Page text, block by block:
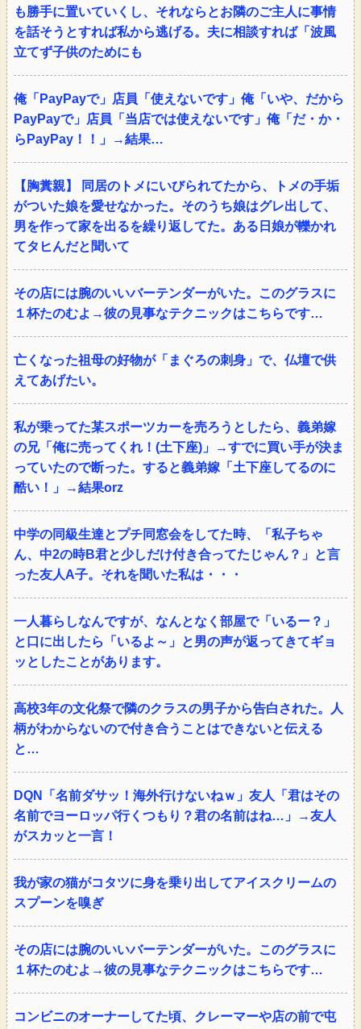
も勝手に置いていくし、それならとお隣のご主人に事情
を話そうとすれば私から逃げる。夫に相談すれば「波風
立てず子供のためにも
俺「PayPayで」店員「使えないです」俺「いや、だから
PayPayで」店員「当店では使えないです」俺「だ・か・
らPayPay！！」→結果…
【胸糞親】 同居のトメにいびられてたから、トメの手垢
がついた娘を愛せなかった。そのうち娘はグレ出して、
男を作って家を出るを繰り返してた。ある日娘が轢かれ
てタヒんだと聞いて
その店には腕のいいバーテンダーがいた。このグラスに
１杯たのむよ→彼の見事なテクニックはこちらです…
亡くなった祖母の好物が「まぐろの刺身」で、仏壇で供
えてあげたい。
私が乗ってた某スポーツカーを売ろうとしたら、義弟嫁
の兄「俺に売ってくれ！(土下座)」→すでに買い手が決ま
っていたので断った。すると義弟嫁「土下座してるのに
酷い！」→結果orz
中学の同級生達とプチ同窓会をしてた時、「私子ちゃ
ん、中2の時B君と少しだけ付き合ってたじゃん？」と言
った友人A子。それを聞いた私は・・・
一人暮らしなんですが、なんとなく部屋で「いるー？」
と口に出したら「いるよ～」と男の声が返ってきてギョ
ッとしたことがあります。
高校3年の文化祭で隣のクラスの男子から告白された。人
柄がわからないので付き合うことはできないと伝える
と…
DQN「名前ダサッ！海外行けないねｗ」友人「君はその
名前でヨーロッパ行くつもり？君の名前はね…」→友人
がスカッと一言！
我が家の猫がコタツに身を乗り出してアイスクリームの
スプーンを嗅ぎ
その店には腕のいいバーテンダーがいた。このグラスに
１杯たのむよ→彼の見事なテクニックはこちらです…
コンビニのオーナーしてた頃、クレーマーや店の前で屯